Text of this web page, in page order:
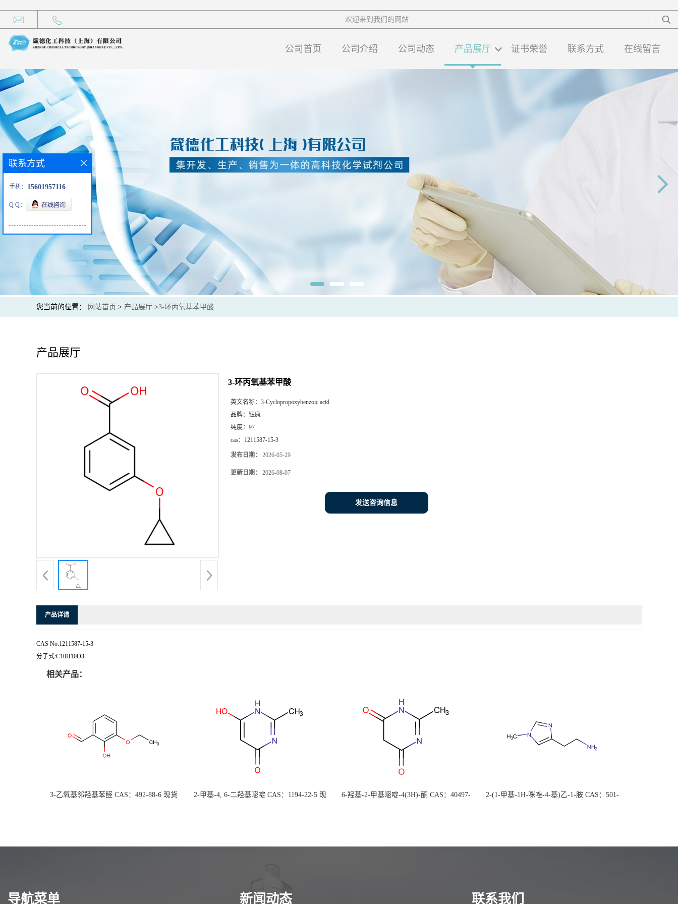
欢迎来到我们的网站
公司首页 公司介绍 公司动态 产品展厅 证书荣誉 联系方式 在线留言
您当前的位置： 网站首页 > 产品展厅 >3-环丙氧基苯甲酸
产品展厅
3-环丙氧基苯甲酸
英文名称： 3-Cyclopropoxybenzoic acid
品牌： 钰康
纯度： 97
cas： 1211587-15-3
发布日期： 2026-05-29
更新日期： 2026-08-07
发送咨询信息
产品详请
CAS No:1211587-15-3
分子式:C10H10O3
相关产品：
3-乙氧基邻羟基苯醛 CAS：492-88-6 现货
2-甲基-4, 6-二羟基嘧啶 CAS：1194-22-5 现
6-羟基-2-甲基嘧啶-4(3H)-酮 CAS：40497-
2-(1-甲基-1H-咪唑-4-基)乙-1-胺 CAS：501-
联系方式
手机： 15601957116
Q Q：
导航菜单 新闻动态 联系我们